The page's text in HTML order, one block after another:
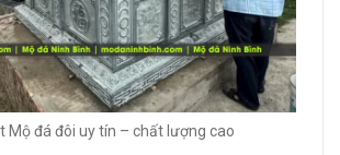
Mộ đá đôi uy tín – chất lượng cao